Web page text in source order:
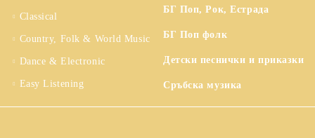
Classical
Country, Folk & World Music
Dance & Electronic
Easy Listening
БГ Поп, Рок, Естрада
БГ Поп фолк
Детски песнички и приказки
Сръбска музика